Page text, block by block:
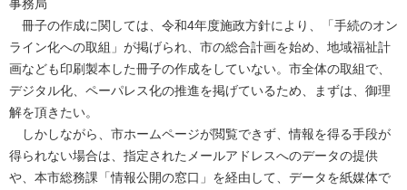
事務局
冊子の作成に関しては、令和4年度施政方針により、「手続のオン
ライン化への取組」が掲げられ、市の総合計画を始め、地域福祉計
画なども印刷製本した冊子の作成をしていない。市全体の取組で、
デジタル化、ペーパレス化の推進を掲げているため、まずは、御理
解を頂きたい。
しかしながら、市ホームページが閲覧できず、情報を得る手段が
得られない場合は、指定されたメールアドレスへのデータの提供
や、本市総務課「情報公開の窓口」を経由して、データを紙媒体で